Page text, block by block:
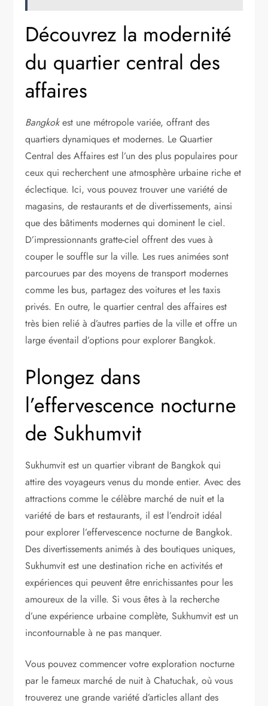
Découvrez la modernité
du quartier central des
affaires
Bangkokest une métropole variée, offrant des
quartiers dynamiques et modernes. Le Quartier
Central des Affaires est l’un des plus populaires pour
ceux qui recherchent une atmosphère urbaine riche et
éclectique. Ici, vous pouvez trouver une variété de
magasins, de restaurants et de divertissements, ainsi
que des bâtiments modernes qui dominent le ciel.
D’impressionnants gratte-ciel offrent des vues à
couper le souffle sur la ville. Les rues animées sont
parcourues par des moyens de transport modernes
comme les bus, partagez des voitures et les taxis
privés. En outre, le quartier central des affaires est
très bien relié à d’autres parties de la ville et offre un
large éventail d’options pour explorer Bangkok.
Plongez dans
l’effervescence nocturne
de Sukhumvit
Sukhumvit est un quartier vibrant de Bangkok qui
attire des voyageurs venus du monde entier. Avec des
attractions comme le célèbre marché de nuit et la
variété de bars et restaurants, il est l’endroit idéal
pour explorer l’effervescence nocturne de Bangkok.
Des divertissements animés à des boutiques uniques,
Sukhumvit est une destination riche en activités et
expériences qui peuvent être enrichissantes pour les
amoureux de la ville. Si vous êtes à la recherche
d’une expérience urbaine complète, Sukhumvit est un
incontournable à ne pas manquer.
Vous pouvez commencer votre exploration nocturne
par le fameux marché de nuit à Chatuchak, où vous
trouverez une grande variété d’articles allant des